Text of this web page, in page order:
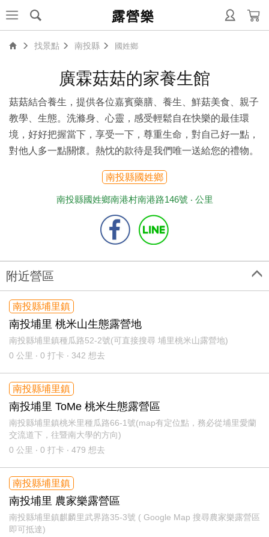
露營樂
找景點 南投縣 國姓鄉
廣霖菇菇的家養生館
菇菇結合養生，提供各位嘉賓藥膳、養生、鮮菇美食、親子
教學、生態。洗滌身、心靈，感受輕鬆自在快樂的最佳環
境，好好把握當下，享受一下，尊重生命，對自己好一點，
對他人多一點關懷。熱忱的款待是我們唯一送給您的禮物。
南投縣國姓鄉
南投縣國姓鄉南港村南港路146號 ‧ 公里
附近營區
南投縣埔里鎮
南投埔里 桃米山生態露營地
南投縣埔里鎮種瓜路52-2號(可直接搜尋 埔里桃米山露營地)
0 公里 ‧ 0 打卡 ‧ 342 想去
南投縣埔里鎮
南投埔里 ToMe 桃米生態露營區
南投縣埔里鎮桃米里種瓜路66-1號(map有定位點，務必從埔里愛蘭
交流道下，往暨南大學的方向)
0 公里 ‧ 0 打卡 ‧ 479 想去
南投縣埔里鎮
南投埔里 農家樂露營區
南投縣埔里鎮麒麟里武界路35-3號 ( Google Map 搜尋農家樂露營區
即可抵達)